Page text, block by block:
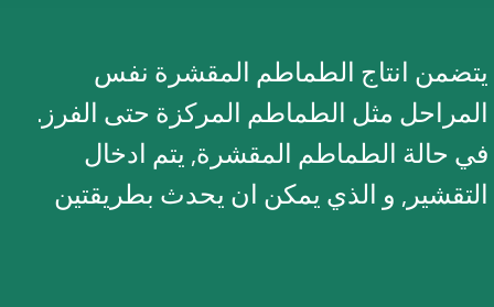
يتضمن انتاج الطماطم المقشرة نفس
المراحل مثل الطماطم المركزة حتى الفرز.
في حالة الطماطم المقشرة, يتم ادخال
التقشير, و الذي يمكن ان يحدث بطريقتين